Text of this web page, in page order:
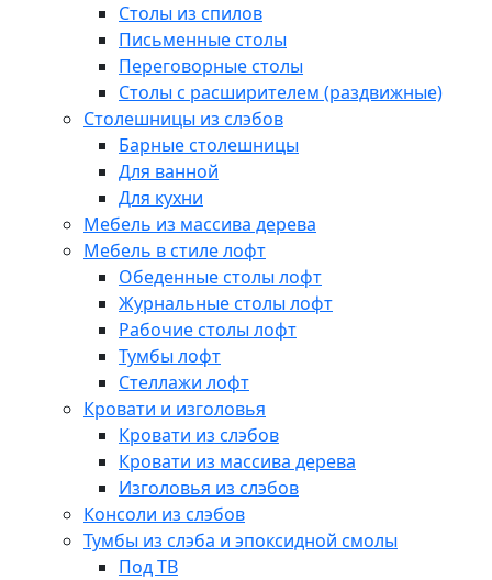
Столы из спилов
Письменные столы
Переговорные столы
Столы с расширителем (раздвижные)
Столешницы из слэбов
Барные столешницы
Для ванной
Для кухни
Мебель из массива дерева
Мебель в стиле лофт
Обеденные столы лофт
Журнальные столы лофт
Рабочие столы лофт
Тумбы лофт
Стеллажи лофт
Кровати и изголовья
Кровати из слэбов
Кровати из массива дерева
Изголовья из слэбов
Консоли из слэбов
Тумбы из слэба и эпоксидной смолы
Под ТВ